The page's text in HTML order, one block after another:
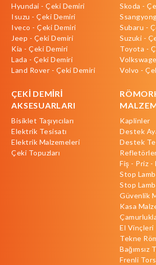
Hyundai - Çeki Demiri
Isuzu - Çeki Demiri
Iveco - Çeki Demiri
Jeep - Çeki Demiri
Kia - Çeki Demiri
Lada - Çeki Demiri
Land Rover - Çeki Demiri
Skoda -
Subaru -
Suzuki -
Toyota -
Volvo -
ÇEKİ DEMİRİ
AKSESUARLARI
Bisiklet Taşıyıcıları
Elektrik Tesisatı
Elektrik Malzemeleri
Çeki Topuzları
Kaplinler
Destek
Destek
Fiş - Priz -
Stop
Stop
Güvenlik
Kasa
El Vinçleri
Tekne
Bağımsız
Frenli